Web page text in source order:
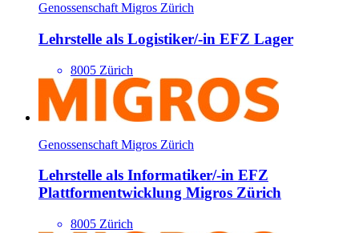
Genossenschaft Migros Zürich
Lehrstelle als Logistiker/​-in EFZ Lager
8005 Zürich
Genossenschaft Migros Zürich
Lehrstelle als Informatiker/​-in EFZ
Plattformentwicklung Migros Zürich
8005 Zürich